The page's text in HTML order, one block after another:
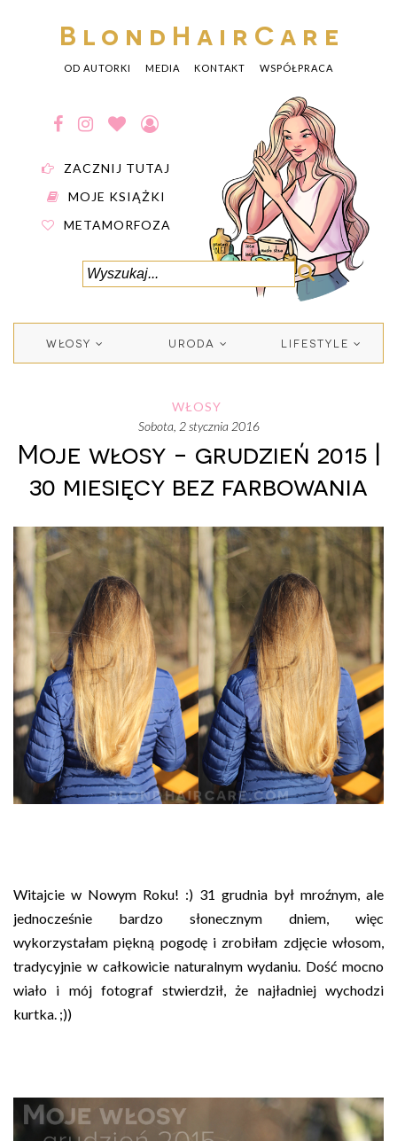
BlondHairCare
OD AUTORKI MEDIA KONTAKT WSPÓŁPRACA
ZACZNIJ TUTAJ
MOJE KSIĄŻKI
METAMORFOZA
WŁOSY URODA LIFESTYLE
WŁOSY
sobota, 2 stycznia 2016
Moje włosy - grudzień 2015 |
30 miesięcy bez farbowania
Witajcie w Nowym Roku! :) 31 grudnia był mroźnym, ale
jednocześnie bardzo słonecznym dniem, więc
wykorzystałam piękną pogodę i zrobiłam zdjęcie włosom,
tradycyjnie w całkowicie naturalnym wydaniu. Dość mocno
wiało i mój fotograf stwierdził, że najładniej wychodzi
kurtka. ;))